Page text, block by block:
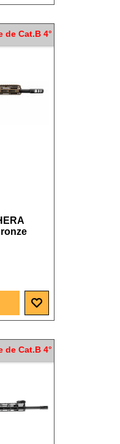
de Cat.B 4°
de Cat.B 4°